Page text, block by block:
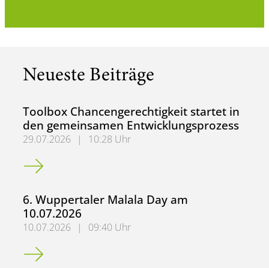
Neueste Beiträge
Toolbox Chancengerechtigkeit startet in
den gemeinsamen Entwicklungsprozess
29.07.2026 |
10:28 Uhr
Toolbox Chancengerechtigkeit startet in den
6. Wuppertaler Malala Day am
10.07.2026
10.07.2026 |
09:40 Uhr
6. Wuppertaler Malala Day am 10.07.2026